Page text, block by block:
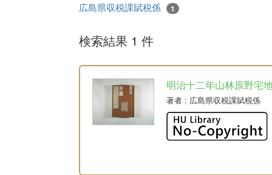
広島県収税課賦税係 1
検索結果 1 件
明治十二年山林原野宅
著者 : 広島県収税課賦税係